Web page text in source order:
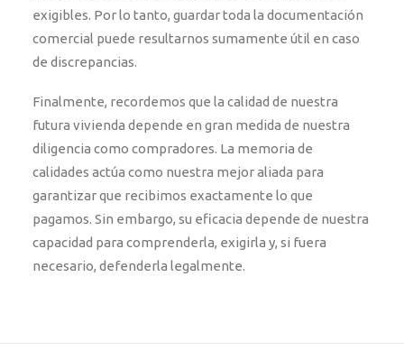
exigibles. Por lo tanto, guardar toda la documentación
comercial puede resultarnos sumamente útil en caso
de discrepancias.
Finalmente, recordemos que la calidad de nuestra
futura vivienda depende en gran medida de nuestra
diligencia como compradores. La memoria de
calidades actúa como nuestra mejor aliada para
garantizar que recibimos exactamente lo que
pagamos. Sin embargo, su eficacia depende de nuestra
capacidad para comprenderla, exigirla y, si fuera
necesario, defenderla legalmente.